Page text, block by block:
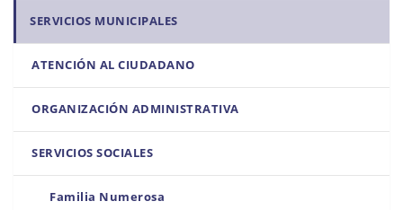
a
ó
n
SERVICIOS MUNICIPALES
ATENCIÓN AL CIUDADANO
ORGANIZACIÓN ADMINISTRATIVA
SERVICIOS SOCIALES
Familia Numerosa